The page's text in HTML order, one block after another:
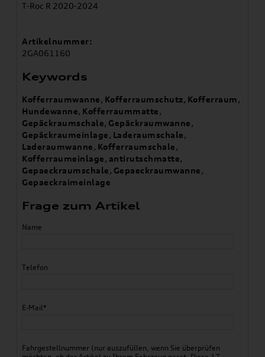
T-Roc R 2020-2024
Artikelnummer:
2GA061160
Keywords
Kofferraumwanne, Kofferraumschutz, Kofferraum,
Hundewanne, Kofferraummatte,
Gepäckraumschale, Gepäckraumwanne,
Gepäckraumeinlage, Laderaumschale,
Laderaumwanne, Kofferraumschale,
Kofferraumeinlage, antirutschmatte,
Gepaeckraumschale, Gepaeckraumwanne,
Gepaeckraimeinlage
Frage zum Artikel
Name
Telefon
E-Mail*
Fahrgestellnummer (nur auszufüllen, wenn Sie überprüfen